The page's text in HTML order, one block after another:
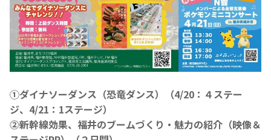
①ダイナソーダンス（恐竜ダンス）（4/20：４ステー
ジ、4/21：1ステージ）
⓶新幹線効果、福井のブームづくり・魅力の紹介（映像＆